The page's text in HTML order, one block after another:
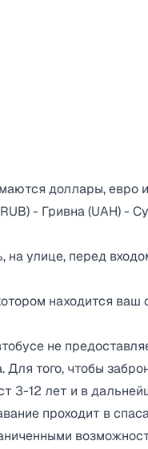
доллары, евро
- Гривна (UAH) -
улице, перед
находится ваш
не
того, чтобы
3-12 лет и в
проходит в